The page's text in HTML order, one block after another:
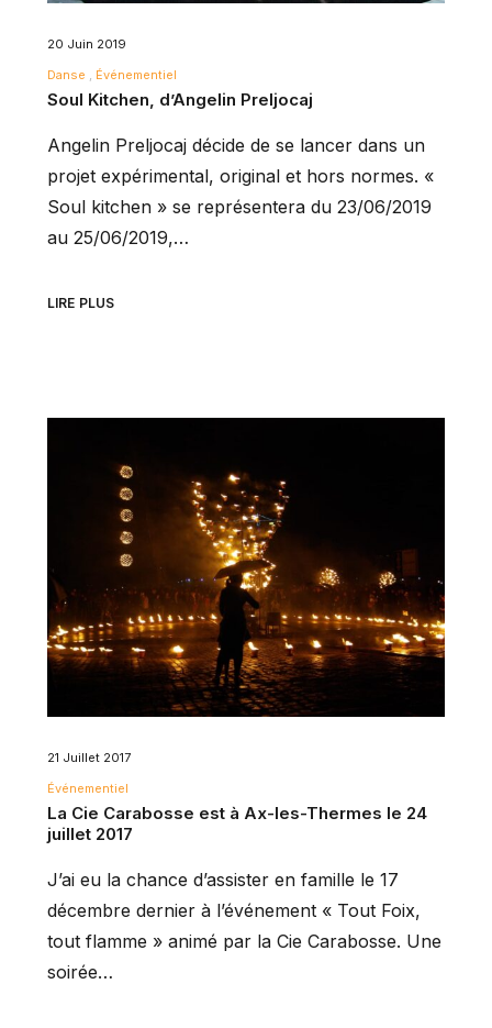
20 Juin 2019
Danse
Événementiel
Soul Kitchen, d’Angelin Preljocaj
Angelin Preljocaj décide de se lancer dans un
projet expérimental, original et hors normes. «
Soul kitchen » se représentera du 23/06/2019
au 25/06/2019,…
LIRE PLUS
21 Juillet 2017
Événementiel
La Cie Carabosse est à Ax-les-Thermes le 24
juillet 2017
J’ai eu la chance d’assister en famille le 17
décembre dernier à l’événement « Tout Foix,
tout flamme » animé par la Cie Carabosse. Une
soirée…